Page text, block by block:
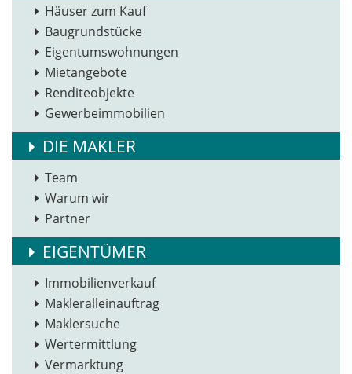
Häuser zum Kauf
Baugrundstücke
Eigentumswohnungen
Mietangebote
Renditeobjekte
Gewerbeimmobilien
DIE MAKLER
Team
Warum wir
Partner
EIGENTÜMER
Immobilienverkauf
Makleralleinauftrag
Maklersuche
Wertermittlung
Vermarktung